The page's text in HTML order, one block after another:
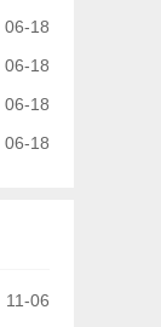
06-18
06-18
06-18
06-18
11-06